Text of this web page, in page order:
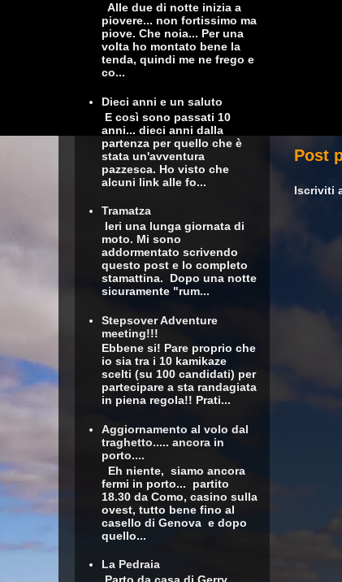
Post
Iscriviti
Alle due di notte inizia a
piovere... non fortissimo ma
piove. Che noia... Per una
volta ho montato bene la
tenda, quindi me ne frego e
co...
Dieci anni e un saluto
E così sono passati 10
anni... dieci anni dalla
partenza per quello che è
stata un'avventura
pazzesca. Ho visto che
alcuni link alle fo...
Tramatza
Ieri una lunga giornata di
moto. Mi sono
addormentato scrivendo
questo post e lo completo
stamattina. Dopo una notte
sicuramente "rum...
Stepsover Adventure
meeting!!!
Ebbene si! Pare proprio che
io sia tra i 10 kamikaze
scelti (su 100 candidati) per
partecipare a sta randagiata
in piena regola!! Prati...
Aggiornamento al volo dal
traghetto..... ancora in
porto....
Eh niente, siamo ancora
fermi in porto... partito
18.30 da Como, casino sulla
ovest, tutto bene fino al
casello di Genova e dopo
quello...
La Pedraia